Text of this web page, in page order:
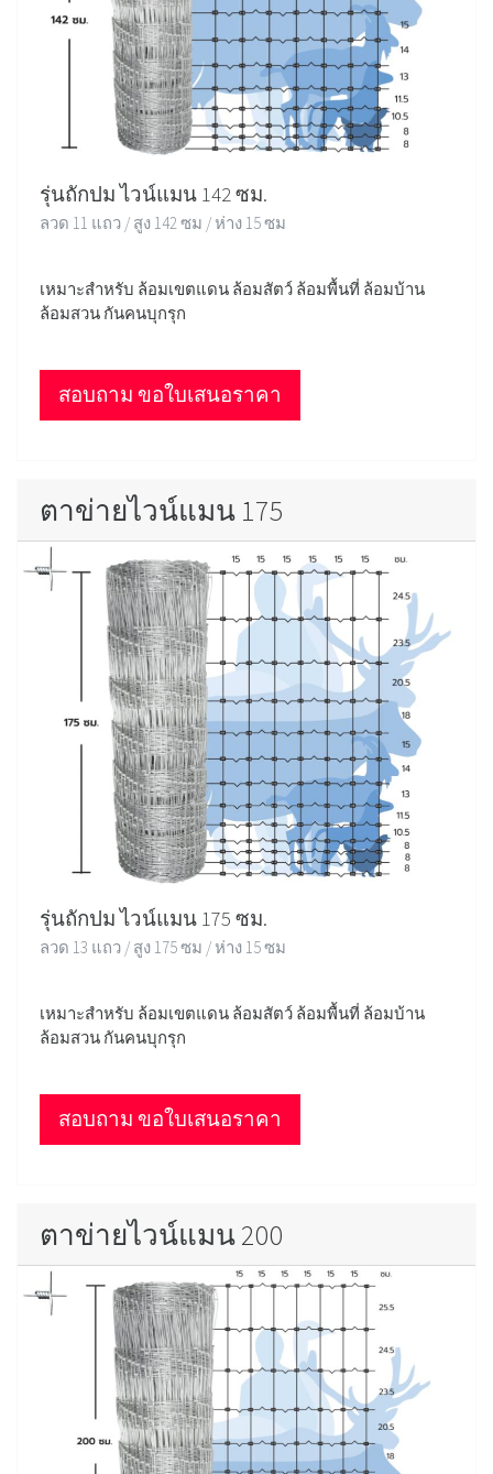
รุ่นถักปม ไวน์แมน 142 ซม.
ลวด 11 แถว / สูง 142 ซม / ห่าง 15 ซม
เหมาะสำหรับ ล้อมเขตแดน ล้อมสัตว์ ล้อมพื้นที่ ล้อมบ้าน
ล้อมสวน กันคนบุกรุก
สอบถาม ขอใบเสนอราคา
ตาข่ายไวน์แมน 175
รุ่นถักปม ไวน์แมน 175 ซม.
ลวด 13 แถว / สูง 175 ซม / ห่าง 15 ซม
เหมาะสำหรับ ล้อมเขตแดน ล้อมสัตว์ ล้อมพื้นที่ ล้อมบ้าน
ล้อมสวน กันคนบุกรุก
สอบถาม ขอใบเสนอราคา
ตาข่ายไวน์แมน 200